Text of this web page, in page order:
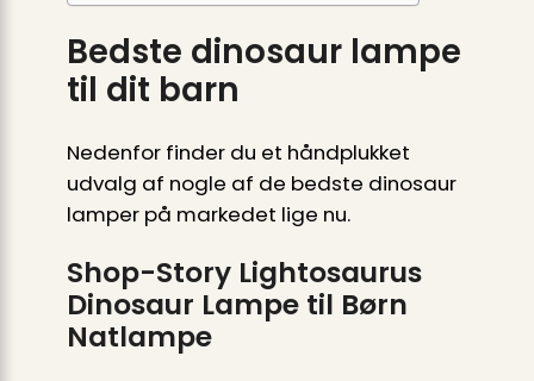
Bedste dinosaur lampe
til dit barn
Nedenfor finder du et håndplukket
udvalg af nogle af de bedste dinosaur
lamper på markedet lige nu.
Shop-Story Lightosaurus
Dinosaur Lampe til Børn
Natlampe